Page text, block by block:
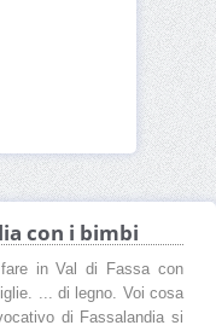
con i bimbi
in Val di Fassa con
... di legno. Voi cosa
di Fassalandia si